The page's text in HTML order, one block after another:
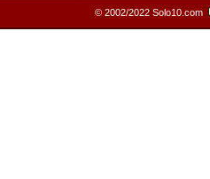
© 2002/2022 Solo10.com